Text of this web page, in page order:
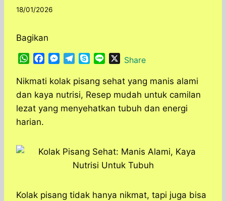
By
18/01/2026
Bagikan
W
a
t
A
p
c
e
b
o
M
s
s
n
r
l
e
r
y
p
n
e
XShare
Nikmati kolak pisang sehat yang manis alami
dan kaya nutrisi, Resep mudah untuk camilan
lezat yang menyehatkan tubuh dan energi
harian.
Kolak pisang tidak hanya nikmat, tapi juga bisa